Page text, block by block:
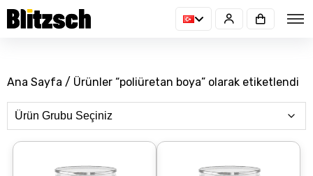
Ana Sayfa / Ürünler “poliüretan boya” olarak etiketlendi